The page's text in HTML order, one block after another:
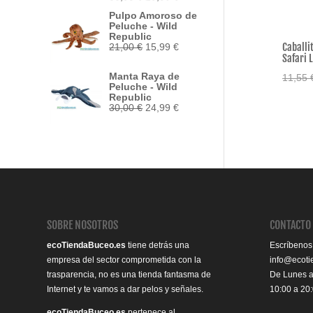
Safari
11,55
original
era:
33,95 €.
actual
Pulpo Amoroso de
Peluche - Wild
Republic
21,00€ El
era:
21,00 €.
15,99€El
es:
Manta Raya de
Peluche - Wild
Republic
30,00€ El
24,99€El
SOBRE NOSOTROS
ecoTiendaBuceo.es tiene detrás una
empresa del sector comprometida con la
trasparencia, no es una tienda fantasma de
Internet y te vamos a dar pelos y señales.
CONTACTO
De Lunes
10:00 a